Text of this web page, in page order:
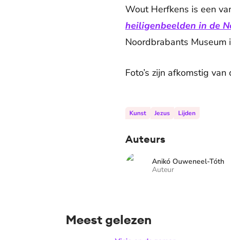
Wout Herfkens is een
heiligenbeelden in de
Noordbrabants Museum
Foto’s zijn afkomstig van
Kunst Jezus Lijden
Auteurs
Anikó Ouweneel-Tóth
Auteur
Meest gelezen